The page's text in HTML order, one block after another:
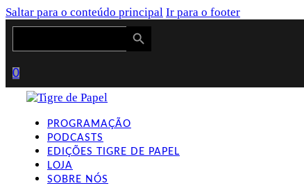
Saltar para o conteúdo principal Ir para o footer
Search
Search Button
0
PROGRAMAÇÃO
PODCASTS
EDIÇÕES TIGRE DE PAPEL
LOJA
SOBRE NÓS